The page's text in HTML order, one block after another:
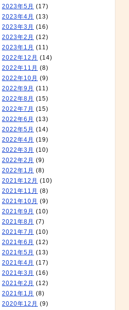
2023年5月 (17)
2023年4月 (13)
2023年3月 (16)
2023年2月 (12)
2023年1月 (11)
2022年12月 (14)
2022年11月 (8)
2022年10月 (9)
2022年9月 (11)
2022年8月 (15)
2022年7月 (15)
2022年6月 (13)
2022年5月 (14)
2022年4月 (19)
2022年3月 (10)
2022年2月 (9)
2022年1月 (8)
2021年12月 (10)
2021年11月 (8)
2021年10月 (9)
2021年9月 (10)
2021年8月 (7)
2021年7月 (10)
2021年6月 (12)
2021年5月 (13)
2021年4月 (17)
2021年3月 (16)
2021年2月 (12)
2021年1月 (8)
2020年12月 (9)